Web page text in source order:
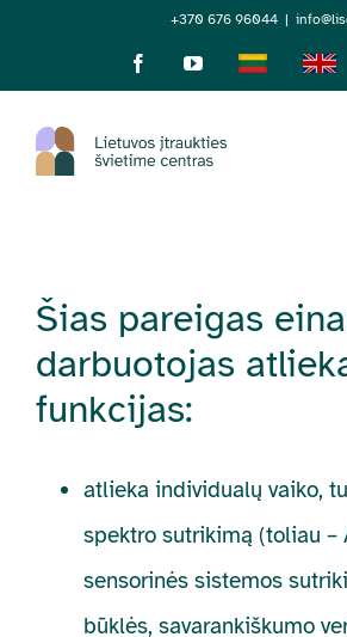
+370 676 96044 |
FacebookYouTubeLietuviškai
Šias pareigas
darbuotojas
funkcijas:
atlieka individualų vaiko,
spektro sutrikimą (toliau –
sensorinės sistemos
būklės, savarankiškumo